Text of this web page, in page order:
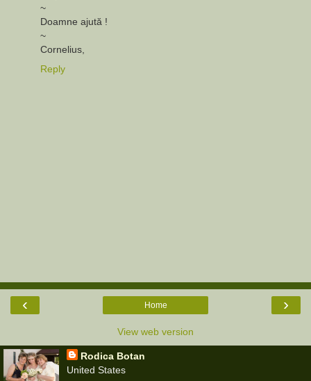
~
Doamne ajută !
~
Cornelius,
Reply
‹ ›
Home
View web version
Rodica Botan
United States